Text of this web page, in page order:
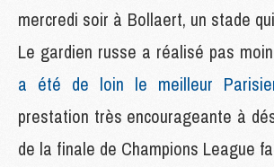
mercredi soir à Bollaert, un stade
Le gardien russe a réalisé pas
a été de loin le meilleur
prestation très encourageante à
de la finale de Champions League